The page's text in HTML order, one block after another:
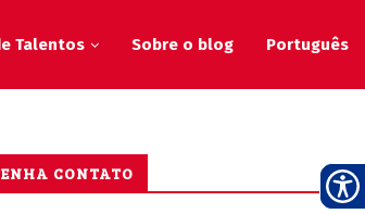
Talentos Sobre o blog Português
CONTATO